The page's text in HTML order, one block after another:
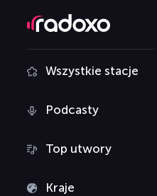
Wszystkie stacje
Podcasty
Top utwory
Kraje